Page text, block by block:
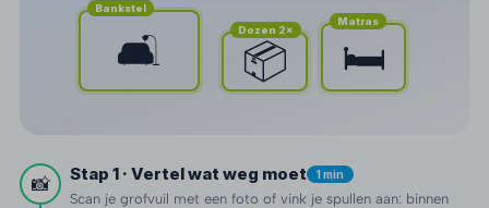
Bankstel
🛋️ Dozen 2×
📦
Matras
🛏️
📸 Stap 1 · Vertel wat weg moet 1 min
Scan je grofvuil met een foto of vink je spullen aan: binnen